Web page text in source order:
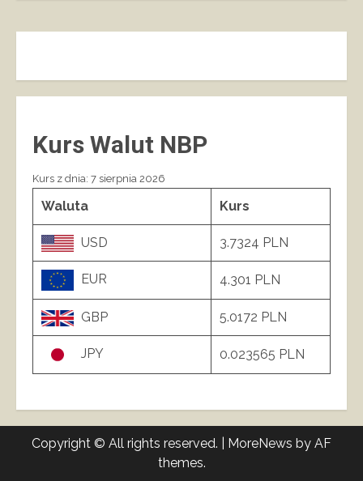
Kurs Walut NBP
Kurs z dnia: 7 sierpnia 2026
Waluta Kurs
USD 3.7324 PLN
EUR 4.301 PLN
GBP 5.0172 PLN
JPY 0.023565 PLN
Copyright © All rights reserved. MoreNews by AF
themes.